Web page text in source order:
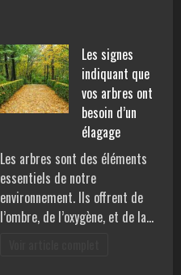
Les signes
indiquant que
vos arbres ont
besoin d’un
élagage
Les arbres sont des éléments
essentiels de notre
environnement. Ils offrent de
l’ombre, de l’oxygène, et de la…